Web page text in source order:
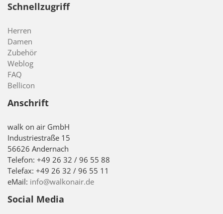
Schnellzugriff
Herren
Damen
Zubehör
Weblog
FAQ
Bellicon
Anschrift
walk on air GmbH
Industriestraße 15
56626 Andernach
Telefon: +49 26 32 / 96 55 88
Telefax: +49 26 32 / 96 55 11
eMail: info@walkonair.de
Social Media